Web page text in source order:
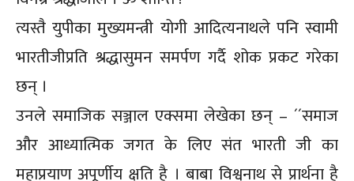
त्यस्तै युपीका मुख्यमन्त्री योगी आदित्यनाथले पनि स्वामी
भारतीजीप्रति श्रद्धासुमन समर्पण गर्दै शोक प्रकट गरेका
छन् ।
उनले समाजिक सञ्जाल एक्समा लेखेका छन् – ´´समाज
और आध्यात्मिक जगत के लिए संत भारती जी का
महाप्रयाण अपूर्णीय क्षति है । बाबा विश्वनाथ से प्रार्थना है